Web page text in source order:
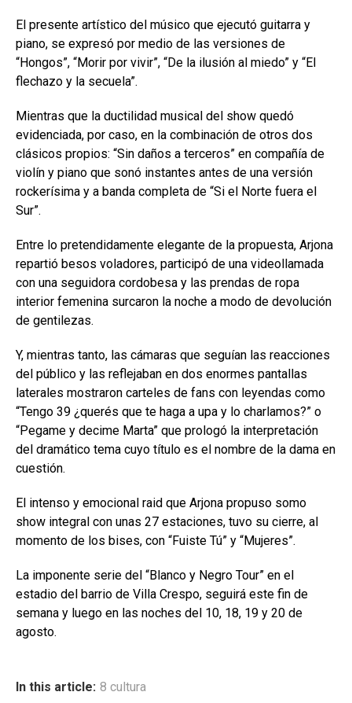
El presente artístico del músico que ejecutó guitarra y
piano, se expresó por medio de las versiones de
“Hongos”, “Morir por vivir”, “De la ilusión al miedo” y “El
flechazo y la secuela”.
Mientras que la ductilidad musical del show quedó
evidenciada, por caso, en la combinación de otros dos
clásicos propios: “Sin daños a terceros” en compañía de
violín y piano que sonó instantes antes de una versión
rockerísima y a banda completa de “Si el Norte fuera el
Sur”.
Entre lo pretendidamente elegante de la propuesta, Arjona
repartió besos voladores, participó de una videollamada
con una seguidora cordobesa y las prendas de ropa
interior femenina surcaron la noche a modo de devolución
de gentilezas.
Y, mientras tanto, las cámaras que seguían las reacciones
del público y las reflejaban en dos enormes pantallas
laterales mostraron carteles de fans con leyendas como
“Tengo 39 ¿querés que te haga a upa y lo charlamos?” o
“Pegame y decime Marta” que prologó la interpretación
del dramático tema cuyo título es el nombre de la dama en
cuestión.
El intenso y emocional raid que Arjona propuso somo
show integral con unas 27 estaciones, tuvo su cierre, al
momento de los bises, con “Fuiste Tú” y “Mujeres”.
La imponente serie del “Blanco y Negro Tour” en el
estadio del barrio de Villa Crespo, seguirá este fin de
semana y luego en las noches del 10, 18, 19 y 20 de
agosto.
In this article: 8 cultura